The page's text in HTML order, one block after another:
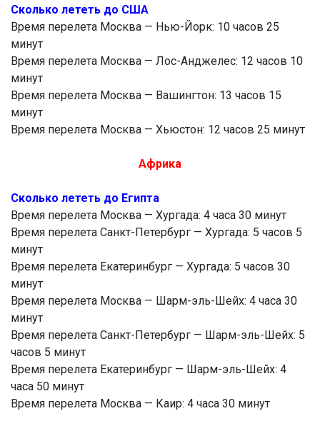
Сколько лететь до США
Время перелета Москва — Нью-Йорк: 10 часов 25
минут
Время перелета Москва — Лос-Анджелес: 12 часов 10
минут
Время перелета Москва — Вашингтон: 13 часов 15
минут
Время перелета Москва — Хьюстон: 12 часов 25 минут
Африка
Сколько лететь до Египта
Время перелета Москва — Хургада: 4 часа 30 минут
Время перелета Санкт-Петербург — Хургада: 5 часов 5
минут
Время перелета Екатеринбург — Хургада: 5 часов 30
минут
Время перелета Москва — Шарм-эль-Шейх: 4 часа 30
минут
Время перелета Санкт-Петербург — Шарм-эль-Шейх: 5
часов 5 минут
Время перелета Екатеринбург — Шарм-эль-Шейх: 4
часа 50 минут
Время перелета Москва — Каир: 4 часа 30 минут